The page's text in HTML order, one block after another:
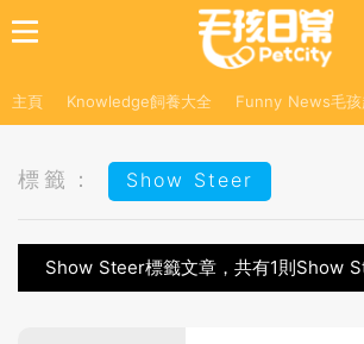
主頁 Knowledge飼養大全 Funny News毛孩
標籤： Show Steer
Show Steer標籤文章，共有1則Show